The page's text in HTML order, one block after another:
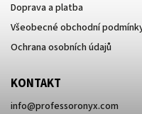
Doprava a platba
Všeobecné obchodní
Ochrana osobních údajů
KONTAKT
info@professoronyx.com